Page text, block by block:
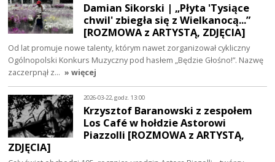
Damian Sikorski | „Płyta 'Tysiące
chwil' zbiegła się z Wielkanocą...”
[ROZMOWA z ARTYSTĄ, ZDJĘCIA]
Od lat promuje nowe talenty, którym nawet zorganizował cykliczny
Ogólnopolski Konkurs Muzyczny pod hasłem „Będzie Głośno!”. Nazwę
zaczerpnął z… » więcej
2026-03-22, godz. 13:00
Krzysztof Baranowski z zespołem
Los Café w hołdzie Astorowi
Piazzolli [ROZMOWA z ARTYSTĄ,
ZDJĘCIA]